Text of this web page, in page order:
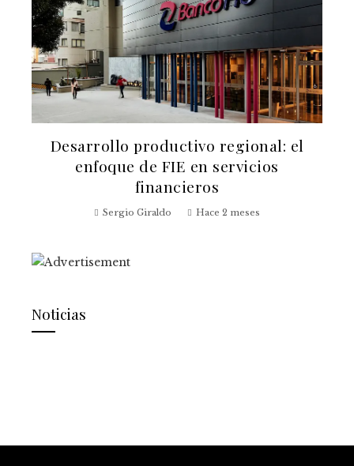
Desarrollo productivo regional: el
enfoque de FIE en servicios
financieros
Sergio Giraldo Hace 2 meses
Noticias